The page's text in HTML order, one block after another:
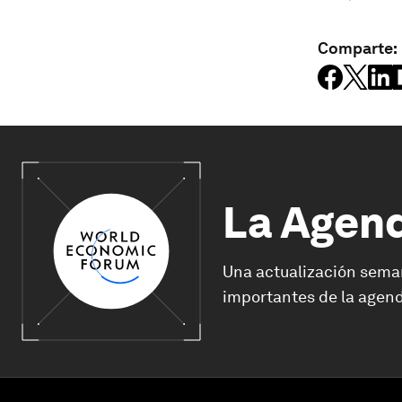
Comparte:
La
Una actualización
importantes de la